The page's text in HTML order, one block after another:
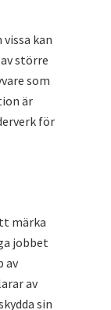
kan
större
som
är
för
märka
jobbet
av
av
sin